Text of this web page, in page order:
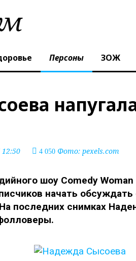
Персоны ЗОЖ
12:50 4 050 Фото: pexels.com
шоу Comedy
начать
последних снимках